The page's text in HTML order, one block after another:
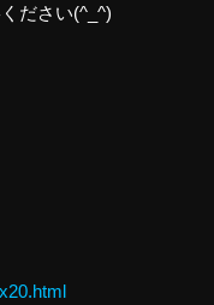
ださい(^_^)